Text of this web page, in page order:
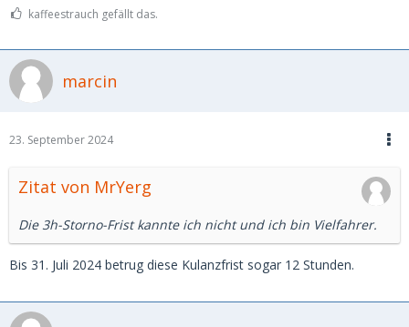
kaffeestrauch gefällt das.
marcin
23. September 2024
Zitat von MrYerg
Die 3h-Storno-Frist kannte ich nicht und ich bin Vielfahrer.
Bis 31. Juli 2024 betrug diese Kulanzfrist sogar 12 Stunden.